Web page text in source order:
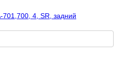
4, SR, задний